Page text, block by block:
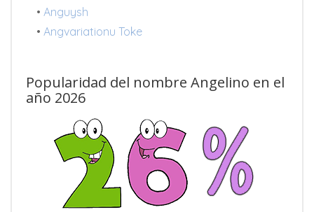
• Anguysh
• Angvariationu Toke
Popularidad del nombre Angelino en el
año 2026